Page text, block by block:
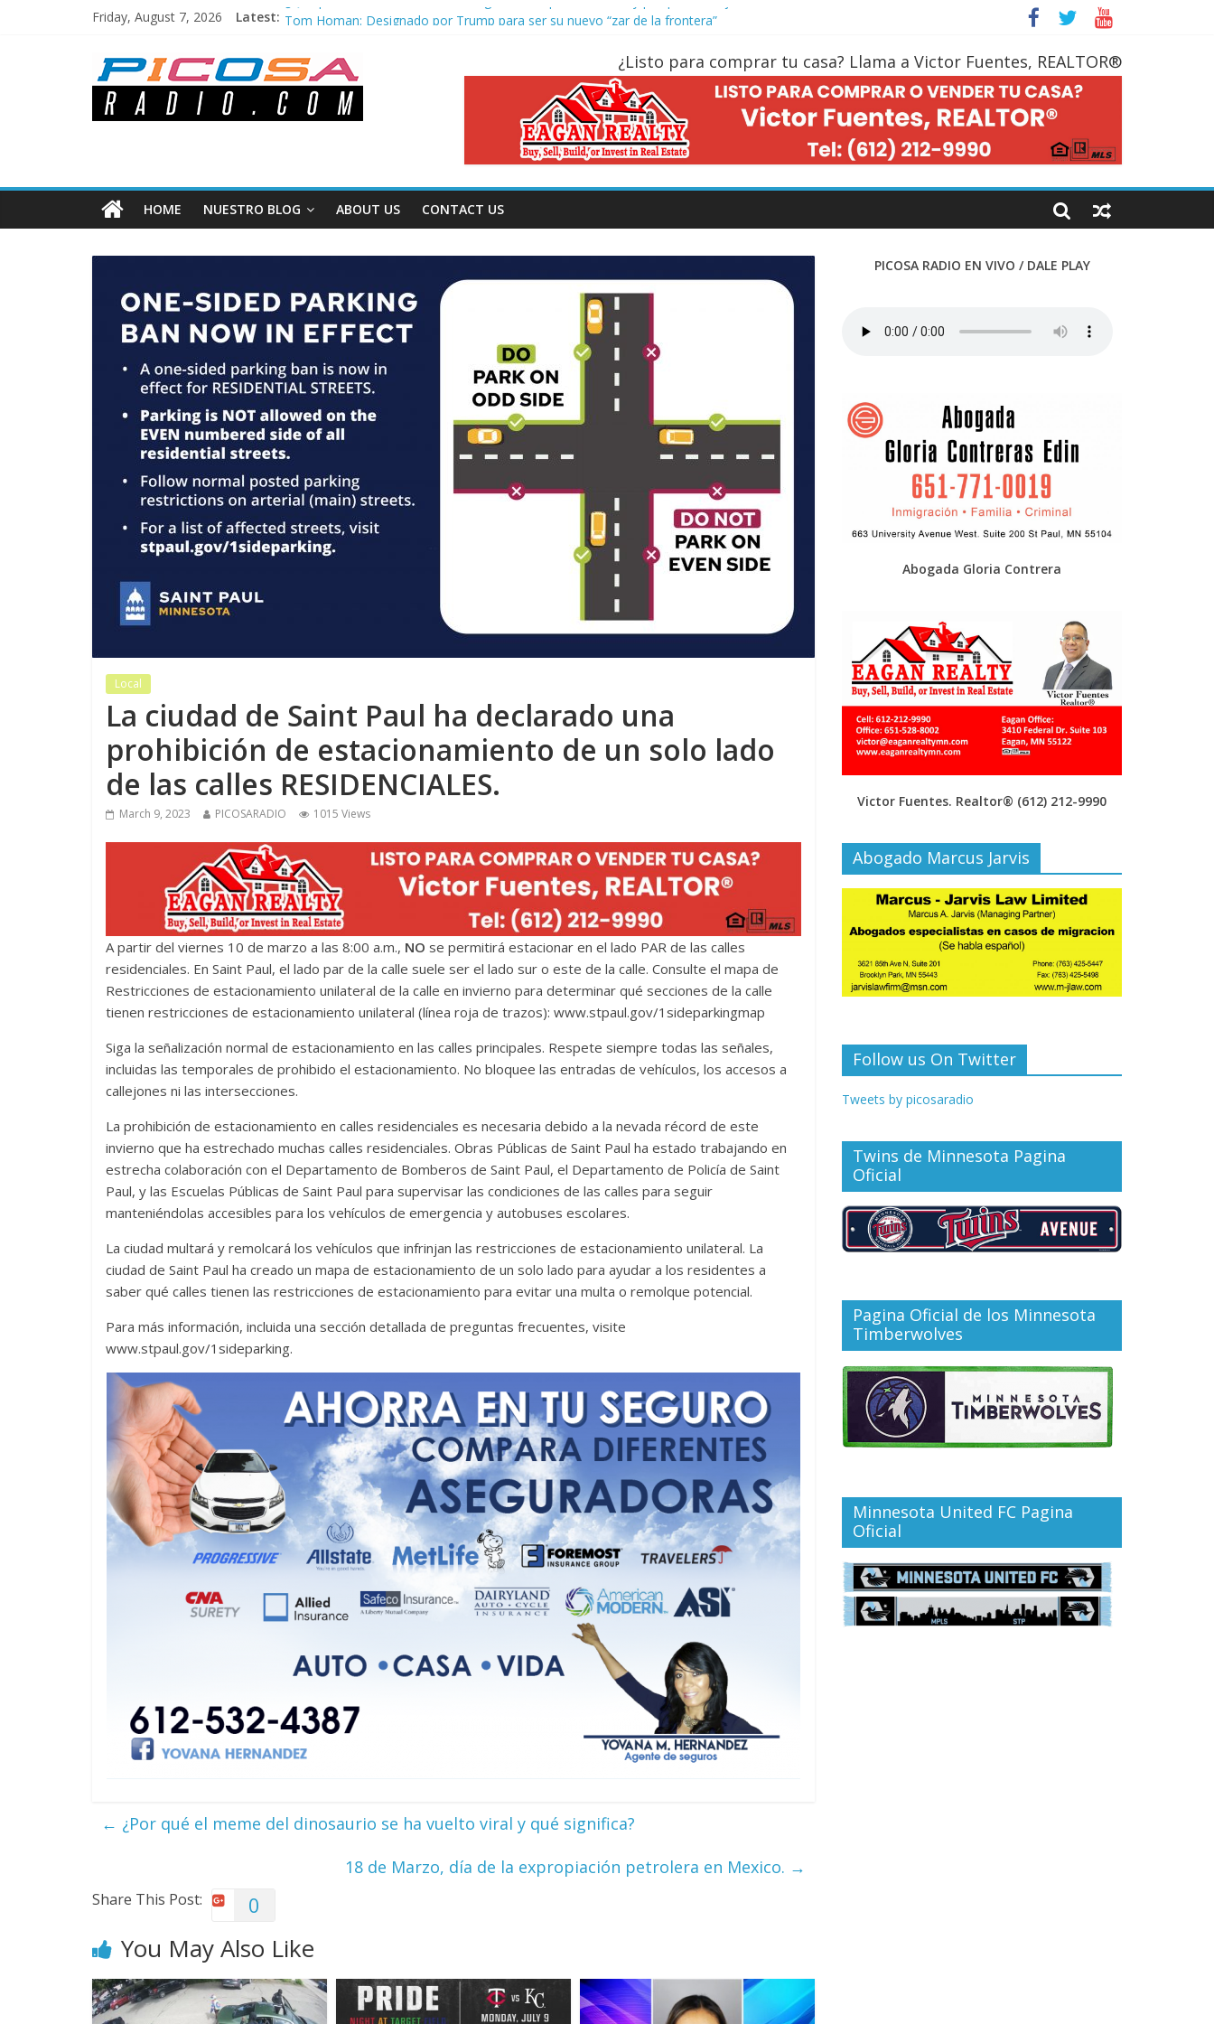
Friday, August 7, 2026 Latest:
¿Qué pasó el Sábado de Gloria? Significado, qué se celebra y porqué se mojan
Tom Homan: Designado por Trump para ser su nuevo “zar de la frontera”
Iowa aprueba ley que autoriza el arresto y deportación a inmigrantes
Semana Santa 2024: Domingo de Resurreccion / Pascua
¿Listo para comprar tu casa? Llama a Victor Fuentes, REALTOR®
HOME NUESTRO BLOG ABOUT US CONTACT US
Local
La ciudad de Saint Paul ha declarado una
prohibición de estacionamiento de un solo lado
de las calles RESIDENCIALES.
March 9, 2023 PICOSARADIO 1015 Views
A partir del viernes 10 de marzo a las 8:00 a.m., NO se permitirá estacionar en el lado PAR de las calles
residenciales. En Saint Paul, el lado par de la calle suele ser el lado sur o este de la calle. Consulte el mapa de
Restricciones de estacionamiento unilateral de la calle en invierno para determinar qué secciones de la calle
tienen restricciones de estacionamiento unilateral (línea roja de trazos): www.stpaul.gov/1sideparkingmap
Siga la señalización normal de estacionamiento en las calles principales. Respete siempre todas las señales,
incluidas las temporales de prohibido el estacionamiento. No bloquee las entradas de vehículos, los accesos a
callejones ni las intersecciones.
La prohibición de estacionamiento en calles residenciales es necesaria debido a la nevada récord de este
invierno que ha estrechado muchas calles residenciales. Obras Públicas de Saint Paul ha estado trabajando en
estrecha colaboración con el Departamento de Bomberos de Saint Paul, el Departamento de Policía de Saint
Paul, y las Escuelas Públicas de Saint Paul para supervisar las condiciones de las calles para seguir
manteniéndolas accesibles para los vehículos de emergencia y autobuses escolares.
La ciudad multará y remolcará los vehículos que infrinjan las restricciones de estacionamiento unilateral. La
ciudad de Saint Paul ha creado un mapa de estacionamiento de un solo lado para ayudar a los residentes a
saber qué calles tienen las restricciones de estacionamiento para evitar una multa o remolque potencial.
Para más información, incluida una sección detallada de preguntas frecuentes, visite
www.stpaul.gov/1sideparking.
← ¿Por qué el meme del dinosaurio se ha vuelto viral y qué significa?
18 de Marzo, día de la expropiación petrolera en Mexico. →
Share This Post: 0
You May Also Like
PICOSA RADIO EN VIVO / DALE PLAY
Abogada Gloria Contrera
Victor Fuentes. Realtor® (612) 212-9990
Abogado Marcus Jarvis
Follow us On Twitter
Tweets by picosaradio
Twins de Minnesota Pagina
Oficial
Pagina Oficial de los Minnesota
Timberwolves
Minnesota United FC Pagina
Oficial